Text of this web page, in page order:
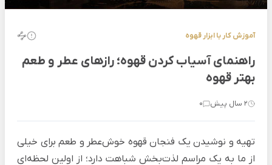
آموزش کار با ابزار قهوه
راهنمای آسیاب کردن قهوه؛ رازهای عطر و طعم
بهتر قهوه
2 سال پیش 0
تهیه و نوشیدن یک فنجان قهوه خوش‌عطر و طعم برای خیلی
از ما به یک مراسم لذت‌بخش شباهت دارد؛ از اولین لحظه‌ای